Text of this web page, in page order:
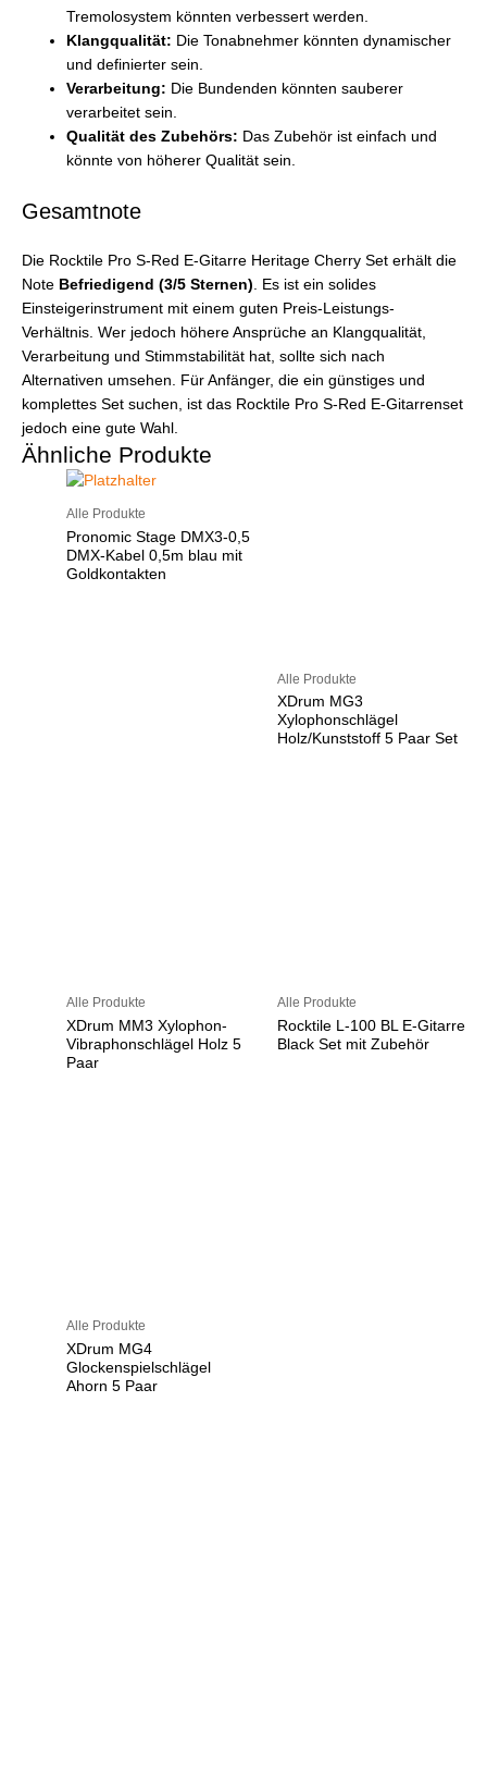
Tremolosystem könnten verbessert werden.
Klangqualität: Die Tonabnehmer könnten dynamischer
und definierter sein.
Verarbeitung: Die Bundenden könnten sauberer
verarbeitet sein.
Qualität des Zubehörs: Das Zubehör ist einfach und
könnte von höherer Qualität sein.
Gesamtnote
Die Rocktile Pro S-Red E-Gitarre Heritage Cherry Set erhält die
Note Befriedigend (3/5 Sternen). Es ist ein solides
Einsteigerinstrument mit einem guten Preis-Leistungs-
Verhältnis. Wer jedoch höhere Ansprüche an Klangqualität,
Verarbeitung und Stimmstabilität hat, sollte sich nach
Alternativen umsehen. Für Anfänger, die ein günstiges und
komplettes Set suchen, ist das Rocktile Pro S-Red E-Gitarrenset
jedoch eine gute Wahl.
Ähnliche Produkte
Alle Produkte
Pronomic Stage DMX3-0,5
DMX-Kabel 0,5m blau mit
Goldkontakten
Alle Produkte
XDrum MG3
Xylophonschlägel
Holz/Kunststoff 5 Paar Set
Alle Produkte
XDrum MM3 Xylophon-
Vibraphonschlägel Holz 5
Paar
Alle Produkte
Rocktile L-100 BL E-Gitarre
Black Set mit Zubehör
Alle Produkte
XDrum MG4
Glockenspielschlägel
Ahorn 5 Paar